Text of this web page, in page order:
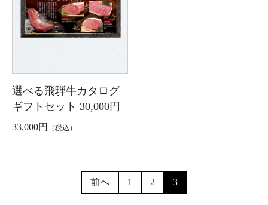
選べる飛騨牛カタログ
ギフトセット 30,000円
33,000円 （税込）
前へ 1 2 3